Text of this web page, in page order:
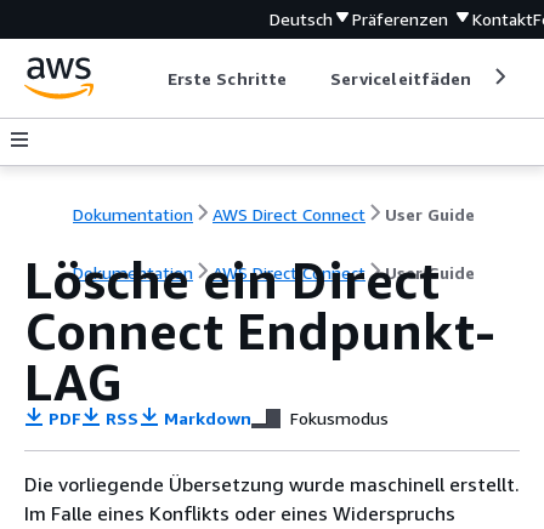
Deutsch Präferenzen Kontakt
Erste Schritte Serviceleitfäden
Dokumentation AWS Direct Connect User Guide
Dokumentation AWS Direct Connect User Guide
Lösche ein Direct
Connect Endpunkt-
LAG
PDF RSS Markdown Fokusmodus
Die vorliegende Übersetzung wurde maschinell erstellt.
Im Falle eines Konflikts oder eines Widerspruchs